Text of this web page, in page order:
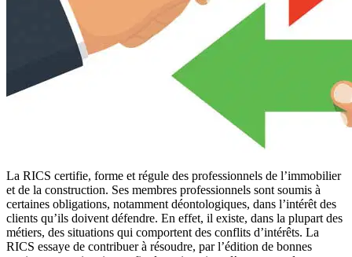
La RICS certifie, forme et régule des professionnels de l’immobilier
et de la construction. Ses membres professionnels sont soumis à
certaines obligations, notamment déontologiques, dans l’intérêt des
clients qu’ils doivent défendre. En effet, il existe, dans la plupart des
métiers, des situations qui comportent des conflits d’intérêts. La
RICS essaye de contribuer à résoudre, par l’édition de bonnes